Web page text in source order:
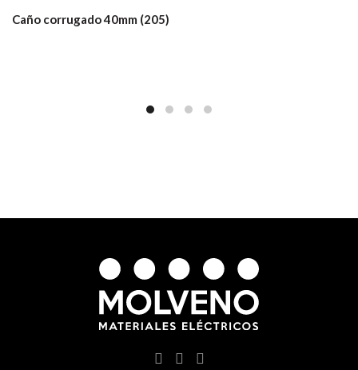
Caño corrugado 40mm (205)